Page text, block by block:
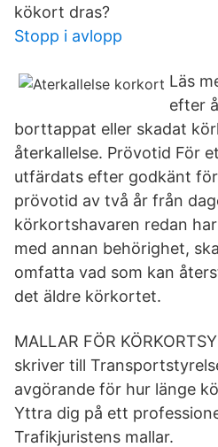
kökort dras?
Stopp i avlopp
Läs
efter
borttappat eller skadat
återkallelse. Prövotid För
utfärdats efter godkänt
prövotid av två år från
körkortshavaren redan
med annan behörighet,
omfatta vad som kan
det äldre körkortet.
MALLAR FÖR
skriver till
avgörande för hur länge
Yttra dig på ett
Trafikjuristens mallar.